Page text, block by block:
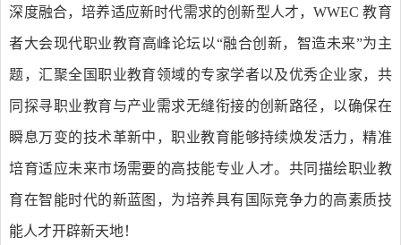
深度融合，培养适应新时代需求的创新型人才，WWEC 教育
者大会现代职业教育高峰论坛以“融合创新，智造未来”为主
题，汇聚全国职业教育领域的专家学者以及优秀企业家，共
同探寻职业教育与产业需求无缝衔接的创新路径，以确保在
瞬息万变的技术革新中，职业教育能够持续焕发活力，精准
培育适应未来市场需要的高技能专业人才。共同描绘职业教
育在智能时代的新蓝图，为培养具有国际竞争力的高素质技
能人才开辟新天地！